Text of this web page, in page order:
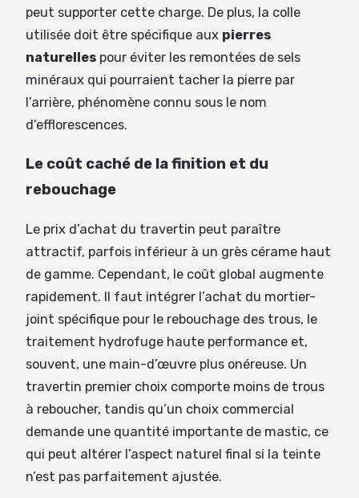
peut supporter cette charge. De plus, la colle
utilisée doit être spécifique aux pierres
naturelles pour éviter les remontées de sels
minéraux qui pourraient tacher la pierre par
l’arrière, phénomène connu sous le nom
d’efflorescences.
Le coût caché de la finition et du
rebouchage
Le prix d’achat du travertin peut paraître
attractif, parfois inférieur à un grès cérame haut
de gamme. Cependant, le coût global augmente
rapidement. Il faut intégrer l’achat du mortier-
joint spécifique pour le rebouchage des trous, le
traitement hydrofuge haute performance et,
souvent, une main-d’œuvre plus onéreuse. Un
travertin premier choix comporte moins de trous
à reboucher, tandis qu’un choix commercial
demande une quantité importante de mastic, ce
qui peut altérer l’aspect naturel final si la teinte
n’est pas parfaitement ajustée.